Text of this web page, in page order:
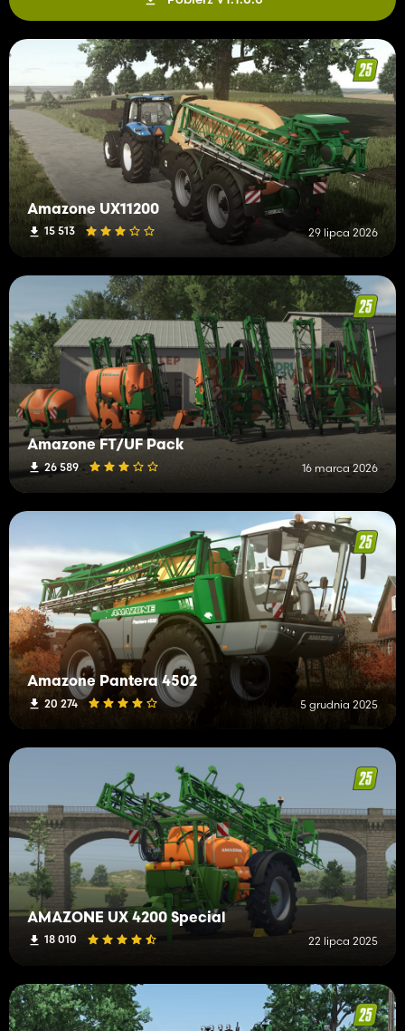
Amazone UX11200
15 513 29 lipca 2026
Amazone FT/UF Pack
26 589 16 marca 2026
Amazone Pantera 4502
20 274 5 grudnia 2025
AMAZONE UX 4200 Special
18 010 22 lipca 2025